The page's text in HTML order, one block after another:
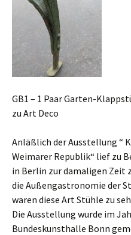
GB1 – 1 Paar Garten-
zu Art Deco
Anläßlich der Ausstellung “
Weimarer Republik“ lief zu
in Berlin zur damaligen Zeit
die Außengastronomie der
waren diese Art Stühle zu
Die Ausstellung wurde im
Bundeskunsthalle Bonn